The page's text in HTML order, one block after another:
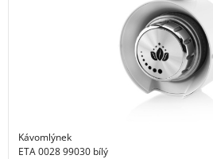
Kávomlýnek
ETA 0028 99030 bílý